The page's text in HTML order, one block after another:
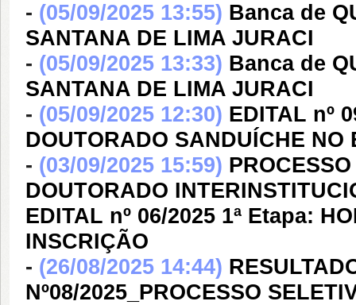
- (05/09/2025 13:55) Banca de
SANTANA DE LIMA JURACI
- (05/09/2025 13:33) Banca de
SANTANA DE LIMA JURACI
- (05/09/2025 12:30) EDITAL nº
DOUTORADO SANDUÍCHE NO
- (03/09/2025 15:59)
DOUTORADO
EDITAL nº 06/2025 1ª Etapa:
INSCRIÇÃO
- (26/08/2025 14:44)
Nº08/2025_PROCESSO